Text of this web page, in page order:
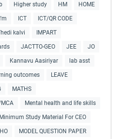
Higher study HM HOME
I'm ICT ICT/QR CODE
kalvi IMPART
JACTTO-GEO JEE JO
Kannavu Aasiriyar lab asst
outcomes LEAVE
MATHS
Mental health and life skills
Minimum Study Material For CEO
MODEL QUESTION PAPER